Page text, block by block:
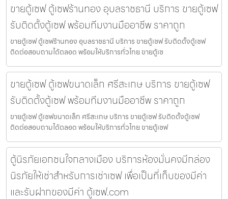
ขายตู้เซฟ ตู้เซฟร้านทอง อุบลราชธานี บริการ ขายตู้เซฟ
รับติดตั้งตู้เซฟ พร้อมทีมงานมืออาชีพ ราคาถูก
ขายตู้เซฟ ตู้เซฟร้านทอง อุบลราชธานี บริการ ขายตู้เซฟ รับติดตั้งตู้เซฟ
ติดต่อสอบถามได้ตลอด พร้อมให้บริการทั่วไทย ขายตู้เซ
ขายตู้เซฟ ตู้เซฟขนาดเล็ก ศรีสะเกษ บริการ ขายตู้เซฟ
รับติดตั้งตู้เซฟ พร้อมทีมงานมืออาชีพ ราคาถูก
ขายตู้เซฟ ตู้เซฟขนาดเล็ก ศรีสะเกษ บริการ ขายตู้เซฟ รับติดตั้งตู้เซฟ
ติดต่อสอบถามได้ตลอด พร้อมให้บริการทั่วไทย ขายตู้เซฟ
ตู้นิรภัยเอกชนใจกลางเมือง บริการห้องมั่นคงมีกล่อง
นิรภัยให้เช่าสำหรับการเช่าเซฟ เพื่อเป็นที่เก็บของมีค่า
และรับฝากของมีค่า ตู้เซฟ.com